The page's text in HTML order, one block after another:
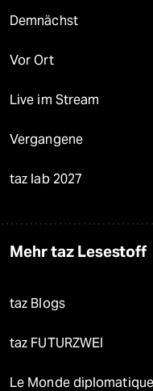
Demnächst
Vor Ort
Live im Stream
Vergangene
taz lab 2027
Mehr taz Lesestoff
taz Blogs
taz FUTURZWEI
Le Monde diplomatique